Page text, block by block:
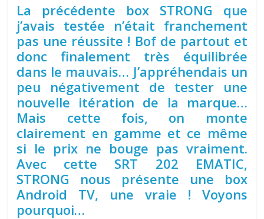
La précédente box STRONG que
j’avais testée n’était franchement
pas une réussite ! Bof de partout et
donc finalement très équilibrée
dans le mauvais… J’appréhendais un
peu négativement de tester une
nouvelle itération de la marque…
Mais cette fois, on monte
clairement en gamme et ce même
si le prix ne bouge pas vraiment.
Avec cette SRT 202 EMATIC,
STRONG nous présente une box
Android TV, une vraie ! Voyons
pourquoi…